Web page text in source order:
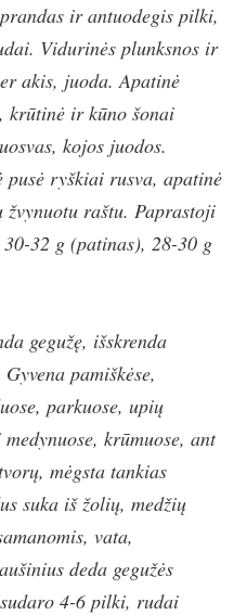
ir antuodegis pilki,
Vidurinės plunksnos ir
akis, juoda. Apatinė
krūtinė ir kūno šonai
kojos juodos.
pusė ryškiai rusva, apatinė
žvynuotu raštu. Paprastoji
30-32 g (patinas), 28-30 g
gegužę, išskrenda
pamiškėse,
parkuose, upių
krūmuose, ant
mėgsta tankias
suka iš žolių, medžių
vata,
deda gegužės
4-6 pilki, rudai